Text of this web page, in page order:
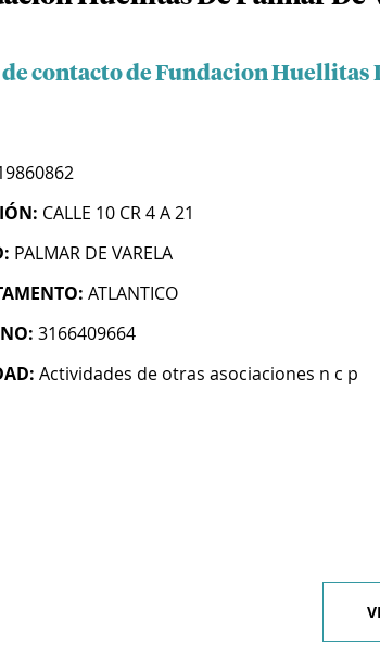
contacto de Fundacion Huellitas
CALLE 10 CR 4 A 21
PALMAR DE VARELA
ATLANTICO
3166409664
Actividades de otras asociaciones n c p